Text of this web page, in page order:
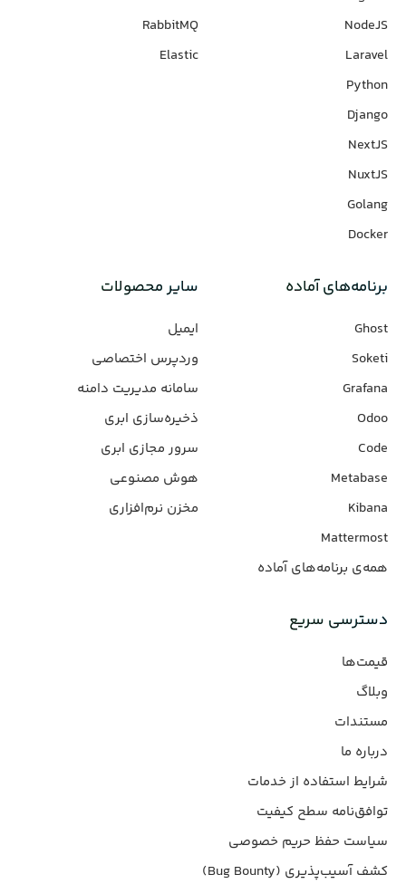
NodeJS
Laravel
Python
Django
NextJS
NuxtJS
Golang
Docker
RabbitMQ
Elastic
برنامه‌های‌ آماده
Ghost
Soketi
Grafana
Odoo
Code
Metabase
Kibana
Mattermost
همه‌ی برنامه‌های آماده
سایر محصولات
ایمیل
وردپرس‌ اختصاصی
سامانه مدیریت دامنه
ذخیره‌سازی ابری
سرور مجازی ابری
هوش مصنوعی
مخزن نرم‌افزاری
دسترسی سریع
قیمت‌ها
وبلاگ
مستندات
درباره ما
شرایط استفاده از خدمات
توافق‌نامه سطح کیفیت
سیاست حفظ حریم خصوصی
کشف آسیب‌پذیری (Bug Bounty)